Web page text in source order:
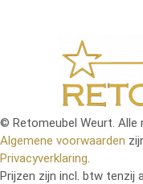
© Retomeubel Weurt. Alle
Algemene voorwaarden
Privacyverklaring
Prijzen zijn incl. btw tenzij